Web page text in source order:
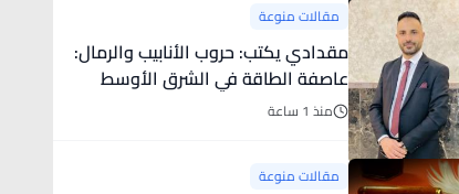
مقالات منوعة
مقدادي يكتب: حروب الأنابيب والرمال:
عاصفة الطاقة في الشرق الأوسط
وموقع الأردن الاستراتيجي
منذ 1 ساعة
مقالات منوعة